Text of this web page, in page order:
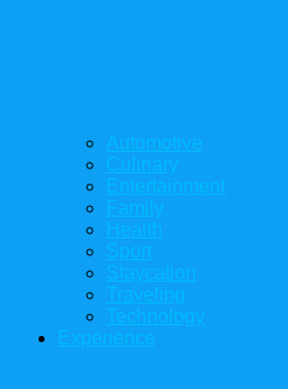
Automotive
Culinary
Entertainment
Family
Health
Sport
Staycation
Traveling
Technology
Experience